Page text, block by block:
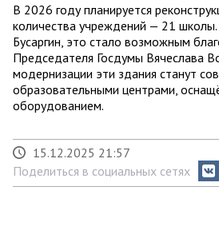
В 2026 году планируется
количества учреждений — 21
Бусаргин, это стало возможным
Председателя Госдумы Вячеслава
модернизации эти здания станут
образовательными центрами,
оборудованием.
15.12.2025 21:57
Поделиться в социальных сетях